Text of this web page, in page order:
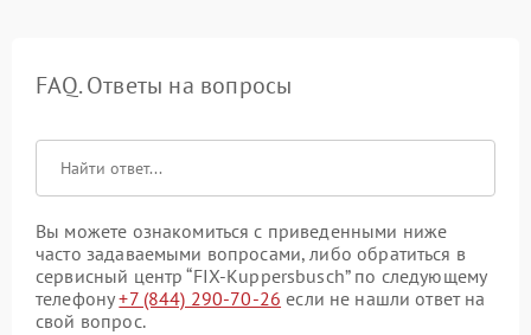
FAQ. Ответы на вопросы
Вы можете ознакомиться с приведенными ниже
часто задаваемыми вопросами, либо обратиться в
сервисный центр “FIX-Kuppersbusch” по следующему
телефону+7 (844) 290-70-26 если не нашли ответ на
свой вопрос.